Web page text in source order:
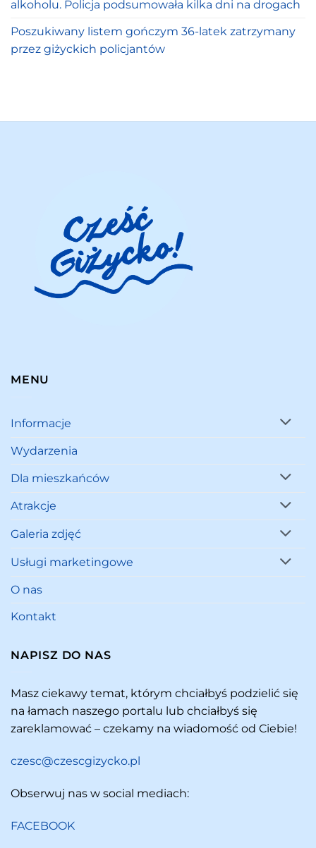
alkoholu. Policja podsumowała kilka dni na drogach
Poszukiwany listem gończym 36-latek zatrzymany
przez giżyckich policjantów
MENU
Informacje
Wydarzenia
Dla mieszkańców
Atrakcje
Galeria zdjęć
Usługi marketingowe
O nas
Kontakt
NAPISZ DO NAS
Masz ciekawy temat, którym chciałbyś podzielić się
na łamach naszego portalu lub chciałbyś się
zareklamować – czekamy na wiadomość od Ciebie!
czesc@czescgizycko.pl
Obserwuj nas w social mediach:
FACEBOOK